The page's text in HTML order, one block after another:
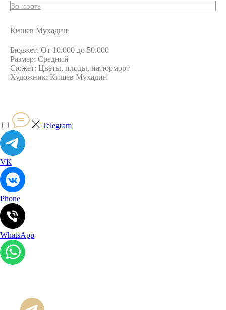
Заказать
Кишев Мухадин
Бюджет: От 10.000 до 50.000
Размер: Средний
Сюжет: Цветы, плоды, натюрморт
Художник: Кишев Мухадин
Telegram
VK
Phone
WhatsApp